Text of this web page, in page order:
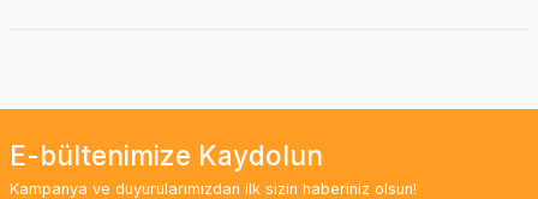
E-bültenimize Kaydolun
Kampanya ve duyurularımızdan ilk sizin haberiniz olsun!